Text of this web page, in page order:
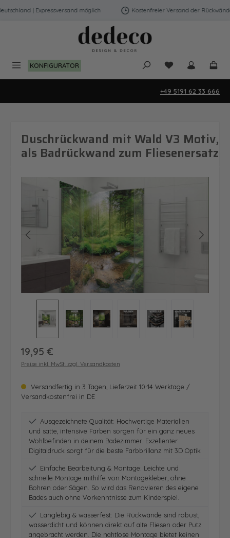
Zum Hauptinhalt springen
| Expressversand möglich Kostenfreier Versand der Rückwände
KONFIGURATOR Du hast 0
+49 5191 62 33 666
Duschrückwand mit Wald V3 Motiv,
als Badrückwand zum Fliesenersatz
Bildergalerie überspringen
Regulärer Preis:
19,95 €
Preise inkl. MwSt. zzgl. Versandkosten
Versandfertig in 3 Tagen, Lieferzeit 10-14 Werktage /
Versandkostenfrei in DE
Ausgezeichnete Qualität: Hochwertige Materialien
und satte, intensive Farben sorgen für ein ganz neues
Wohlbefinden in deinem Badezimmer. Exzellenter
Digitaldruck sorgt für die beste Farbbrillanz mit 3D Optik
Einfache Bearbeitung & Montage: Leichte und
schnelle Montage mithilfe von Montagekleber, ohne
Bohren oder Sägen. So wird das Renovieren des eigene
Bades auch ohne Vorkenntnisse zum Kinderspiel.
Langlebig & wasserfest: Die Rückwände sind robust,
wasserdicht und können direkt auf alte Fliesen oder Putz
angebracht werden. Die nahtlose Montage bietet keinen